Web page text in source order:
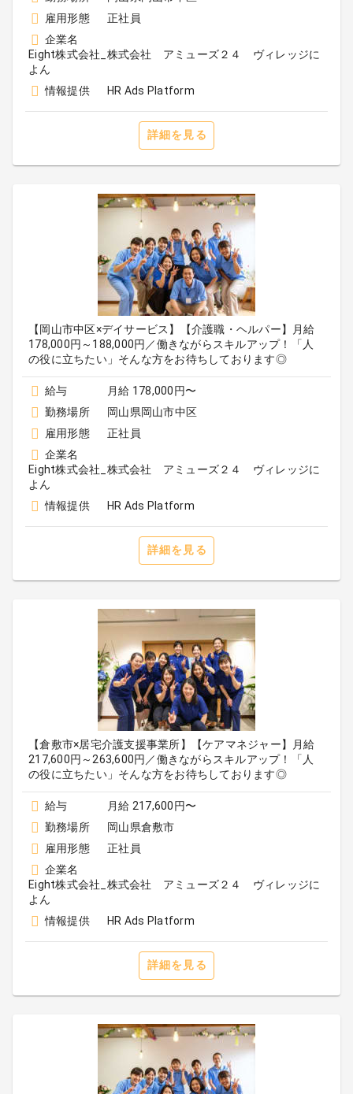
雇用形態
正社員
企業名
Eight株式会社_株式会社 アミューズ２４ ヴィレッジに
よん
情報提供
HR Ads Platform
詳細を見る
【岡山市中区×デイサービス】【介護職・ヘルパー】月給
178,000円～188,000円／働きながらスキルアップ！「人
の役に立ちたい」そんな方をお待ちしております◎
給与
月給 178,000円〜
勤務場所
岡山県岡山市中区
雇用形態
正社員
企業名
Eight株式会社_株式会社 アミューズ２４ ヴィレッジに
よん
情報提供
HR Ads Platform
詳細を見る
【倉敷市×居宅介護支援事業所】【ケアマネジャー】月給
217,600円～263,600円／働きながらスキルアップ！「人
の役に立ちたい」そんな方をお待ちしております◎
給与
月給 217,600円〜
勤務場所
岡山県倉敷市
雇用形態
正社員
企業名
Eight株式会社_株式会社 アミューズ２４ ヴィレッジに
よん
情報提供
HR Ads Platform
詳細を見る